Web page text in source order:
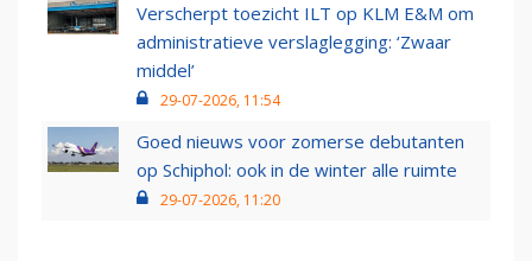
Verscherpt toezicht ILT op KLM E&M om
administratieve verslaglegging: ‘Zwaar
middel’
29-07-2026, 11:54
Goed nieuws voor zomerse debutanten
op Schiphol: ook in de winter alle ruimte
29-07-2026, 11:20